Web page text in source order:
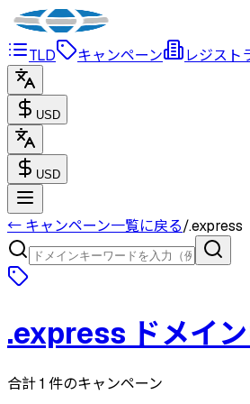
TLD キャンペーン レジスト
USD
USD
← キャンペーン一覧に戻る/.express
.express ドメイ
合計 1 件のキャンペーン